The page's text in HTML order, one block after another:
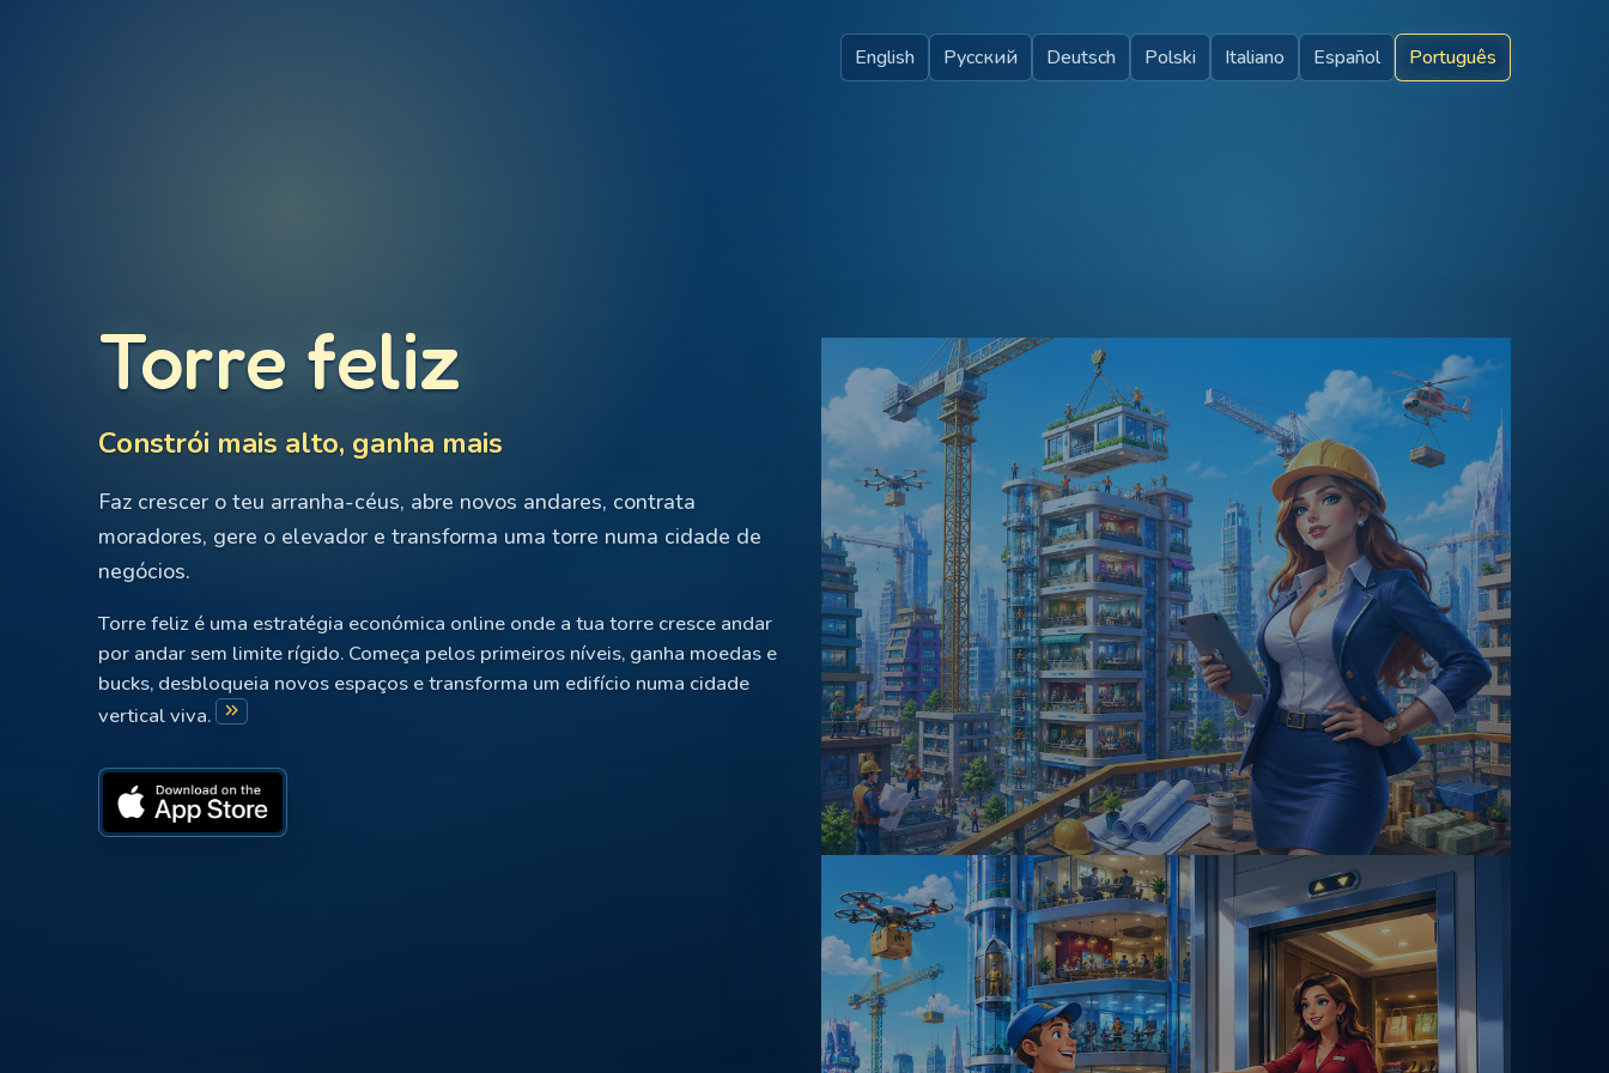
English Русский Deutsch Polski Italiano Español Português
Torre feliz
Constrói mais alto, ganha mais
Faz crescer o teu arranha-céus, abre novos andares, contrata
moradores, gere o elevador e transforma uma torre numa cidade de
negócios.
Torre feliz é uma estratégia económica online onde a tua torre cresce andar
por andar sem limite rígido. Começa pelos primeiros níveis, ganha moedas e
bucks, desbloqueia novos espaços e transforma um edifício numa cidade
vertical viva. keyboard_double_arrow_right